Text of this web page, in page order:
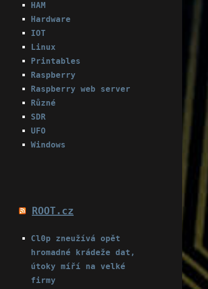
HAM
Hardware
IOT
Linux
Printables
Raspberry
Raspberry web server
Různé
SDR
UFO
Windows
ROOT.cz
Cl0p zneužívá opět
hromadné krádeže dat,
útoky míří na velké
firmy